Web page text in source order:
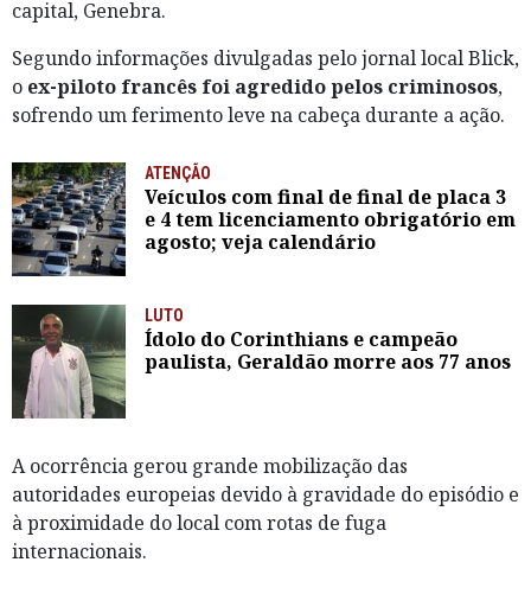
capital, Genebra.
Segundo informações divulgadas pelo jornal local Blick,
o ex-piloto francês foi agredido pelos criminosos,
sofrendo um ferimento leve na cabeça durante a ação.
ATENÇÃO
Veículos com final de final de placa 3
e 4 tem licenciamento obrigatório em
agosto; veja calendário
LUTO
Ídolo do Corinthians e campeão
paulista, Geraldão morre aos 77 anos
A ocorrência gerou grande mobilização das
autoridades europeias devido à gravidade do episódio e
à proximidade do local com rotas de fuga
internacionais.